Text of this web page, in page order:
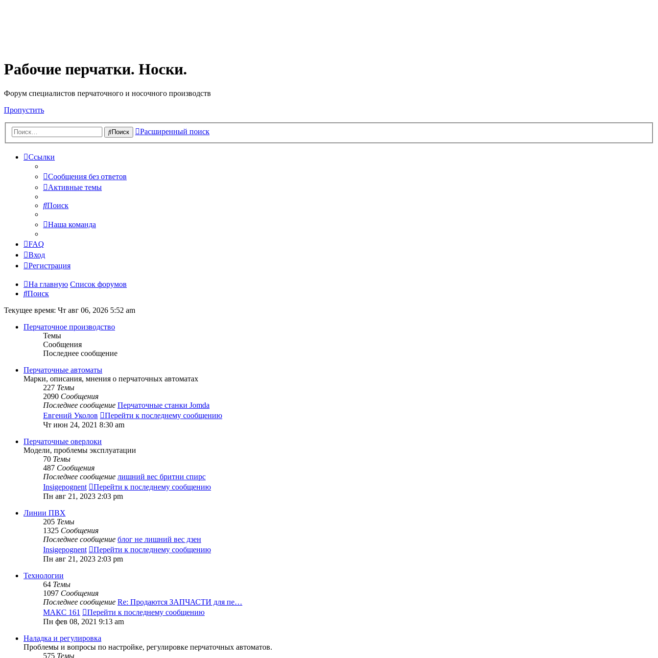
Рабочие перчатки. Носки.
Форум специалистов перчаточного и носочного производств
Пропустить
Поиск Расширенный поиск
Ссылки
Сообщения без ответов
Активные темы
Поиск
Наша команда
FAQ
Вход
Регистрация
На главную Список форумов
Поиск
Текущее время: Чт авг 06, 2026 5:52 am
Перчаточное производство
Темы
Сообщения
Последнее сообщение
Перчаточные автоматы
Марки, описания, мнения о перчаточных автоматах
227 Темы
2090 Сообщения
Последнее сообщение Перчаточные станки Jomda
Евгений Уколов
Перейти к последнему сообщению
Чт июн 24, 2021 8:30 am
Перчаточные оверлоки
Модели, проблемы эксплуатации
70 Темы
487 Сообщения
Последнее сообщение лишний вес бритни спирс
Insigepognent
Перейти к последнему сообщению
Пн авг 21, 2023 2:03 pm
Линии ПВХ
205 Темы
1325 Сообщения
Последнее сообщение блог не лишний вес дзен
Insigepognent
Перейти к последнему сообщению
Пн авг 21, 2023 2:03 pm
Технологии
64 Темы
1097 Сообщения
Последнее сообщение Re: Продаются ЗАПЧАСТИ для пе…
МАКС 161
Перейти к последнему сообщению
Пн фев 08, 2021 9:13 am
Наладка и регулировка
Проблемы и вопросы по настройке, регулировке перчаточных автоматов.
575 Темы